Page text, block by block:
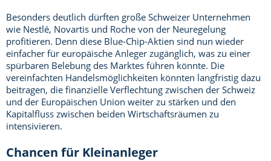
Besonders deutlich dürften große Schweizer Unternehmen
wie Nestlé, Novartis und Roche von der Neuregelung
profitieren. Denn diese Blue-Chip-Aktien sind nun wieder
einfacher für europäische Anleger zugänglich, was zu einer
spürbaren Belebung des Marktes führen könnte. Die
vereinfachten Handelsmöglichkeiten könnten langfristig dazu
beitragen, die finanzielle Verflechtung zwischen der Schweiz
und der Europäischen Union weiter zu stärken und den
Kapitalfluss zwischen beiden Wirtschaftsräumen zu
intensivieren.
Chancen für Kleinanleger